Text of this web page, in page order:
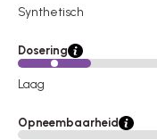
Synthetisch
Dosering
Laag
Opneembaarheid